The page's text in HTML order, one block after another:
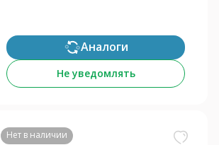
Аналоги
Не уведомлять
Нет в наличии